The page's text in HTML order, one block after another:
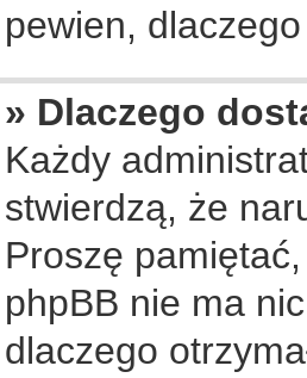
pewien,
» Dlaczego
Każdy
stwierdzą, że
Proszę
phpBB nie ma
dlaczego